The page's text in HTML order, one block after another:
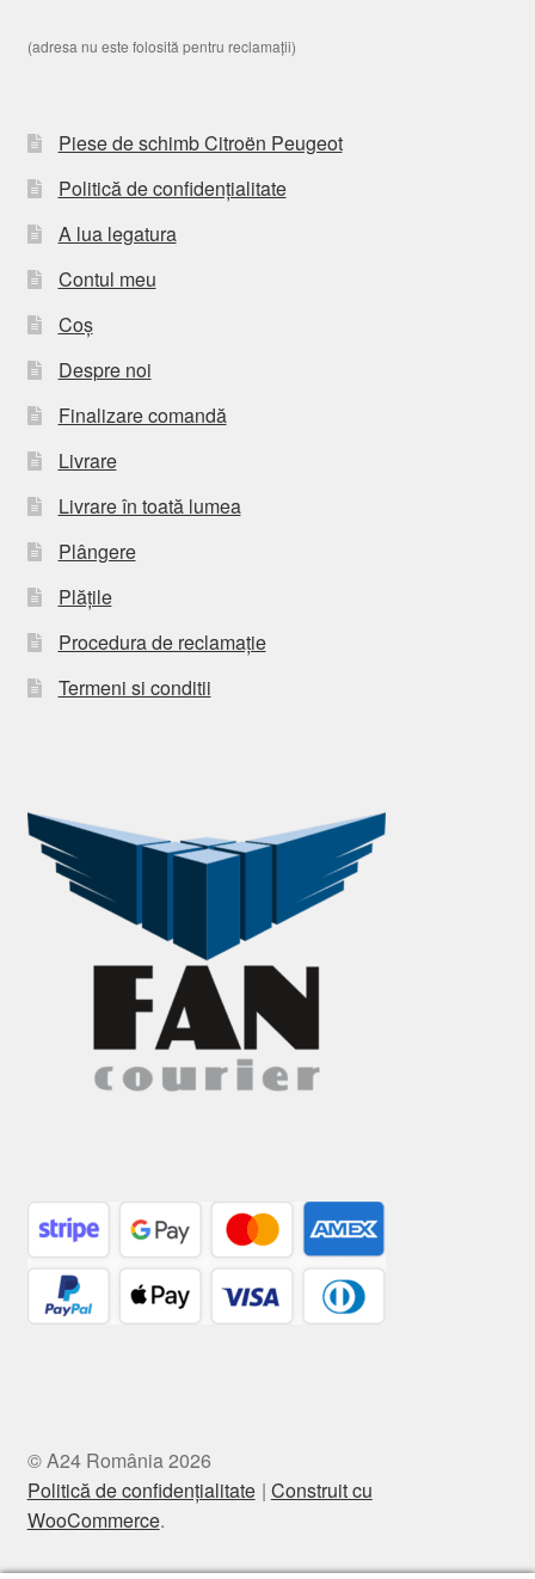
(adresa nu este folosită pentru reclamații)
Piese de schimb Citroën Peugeot
Politică de confidențialitate
A lua legatura
Contul meu
Coș
Despre noi
Finalizare comandă
Livrare
Livrare în toată lumea
Plângere
Plățile
Procedura de reclamație
Termeni si conditii
© A24 România 2026
Politică de confidențialitate Construit cu
WooCommerce.